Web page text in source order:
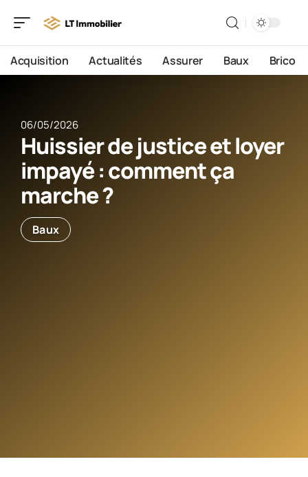
Acquisition Actualités Assurer Baux Brico
06/05/2026
Huissier de justice et loyer
impayé : comment ça
marche ?
Baux